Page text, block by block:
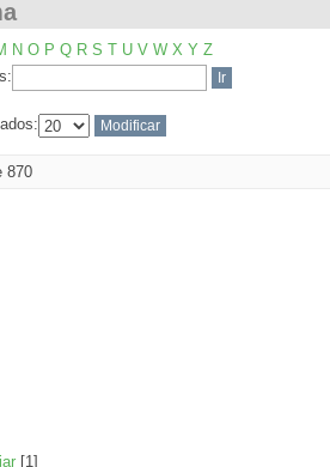
N O P Q R S T U V W X Y Z
870
[1]